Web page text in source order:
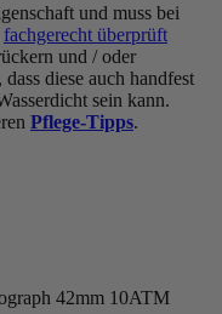
und muss bei
fachgerecht überprüft
und / oder
diese auch handfest
sein kann.
Pflege-Tipps.
42mm 10ATM